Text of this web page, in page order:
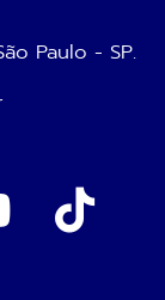
Paulo - SP.